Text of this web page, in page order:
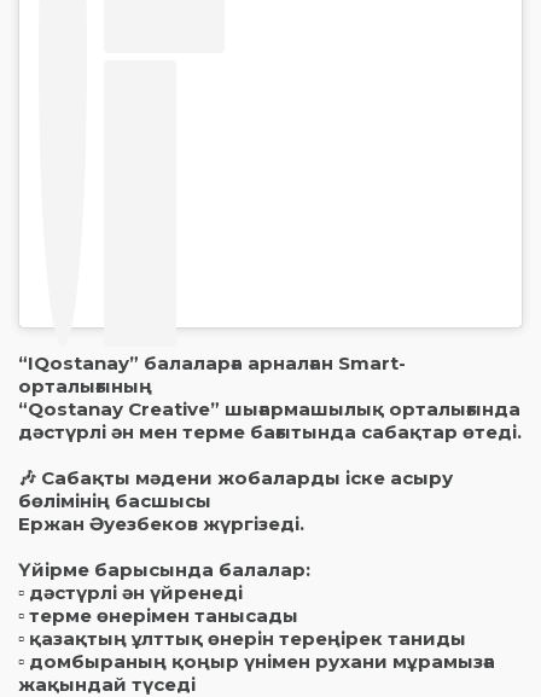
“IQostanay” балаларға арналған Smart-
орталығының
“Qostanay Creative” шығармашылық орталығында
дәстүрлі ән мен терме бағытында сабақтар өтеді.
🎶 Сабақты мәдени жобаларды іске асыру
бөлімінің басшысы
Ержан Әуезбеков жүргізеді.
Үйірме барысында балалар:
▫️ дәстүрлі ән үйренеді
▫️ терме өнерімен танысады
▫️ қазақтың ұлттық өнерін тереңірек таниды
▫️ домбыраның қоңыр үнімен рухани мұрамызға
жақындай түседі